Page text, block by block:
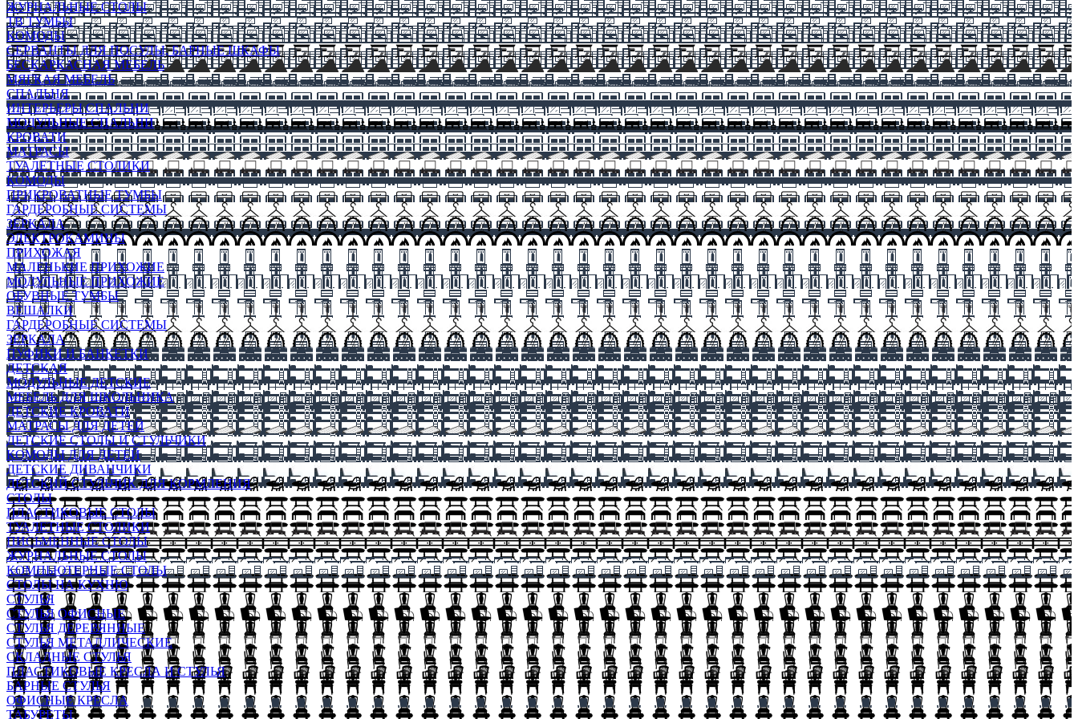
ЖУРНАЛЬНЫЕ СТОЛЫ
ТВ ТУМБЫ
КОМОДЫ
СЕРВАНТЫ ДЛЯ ПОСУДЫ, БАРНЫЕ ШКАФЫ
БЕСКАРКАСНАЯ МЕБЕЛЬ
МЯГКАЯ МЕБЕЛЬ
СПАЛЬНЯ
ИНТЕРЬЕРЫ СПАЛЬНИ
МОДУЛЬНЫЕ СПАЛЬНИ
КРОВАТИ
МАТРАСЫ
ТУАЛЕТНЫЕ СТОЛИКИ
КОМОДЫ
ПРИКРОВАТНЫЕ ТУМБЫ
ГАРДЕРОБНЫЕ СИСТЕМЫ
ЗЕРКАЛА
ЭЛЕКТРОКАМИНЫ
ПРИХОЖАЯ
МАЛЕНЬКИЕ ПРИХОЖИЕ
МОДУЛЬНЫЕ ПРИХОЖИЕ
ОБУВНЫЕ ТУМБЫ
ВЕШАЛКИ
ГАРДЕРОБНЫЕ СИСТЕМЫ
ЗЕРКАЛА
ПУФИКИ И БАНКЕТКИ
ДЕТСКАЯ
МОДУЛЬНЫЕ ДЕТСКИЕ
МЕБЕЛЬ ДЛЯ ШКОЛЬНИКА
ДЕТСКИЕ КРОВАТИ
МАТРАСЫ ДЛЯ ДЕТЕЙ
ДЕТСКИЕ СТОЛЫ И СТУЛЬЧИКИ
КОМОДЫ ДЛЯ ДЕТЕЙ
ДЕТСКИЕ ДИВАНЧИКИ
ДЕТСКИЙ СТУЛЬЧИК ДЛЯ КОРМЛЕНИЯ
СТОЛЫ
ПЛАСТИКОВЫЕ СТОЛЫ
ТУАЛЕТНЫЕ СТОЛИКИ
ПИСЬМЕННЫЕ СТОЛЫ
ЖУРНАЛЬНЫЕ СТОЛЫ
КОМПЬЮТЕРНЫЕ СТОЛЫ
СТОЛЫ НА КУХНЮ
СТУЛЬЯ
СТУЛЬЯ ОФИСНЫЕ
СТУЛЬЯ ДЕРЕВЯННЫЕ
СТУЛЬЯ МЕТАЛЛИЧЕСКИЕ
СКЛАДНЫЕ СТУЛЬЯ
ПЛАСТИКОВЫЕ КРЕСЛА И СТУЛЬЯ
БАРНЫЕ СТУЛЬЯ
ОФИСНЫЕ КРЕСЛА
ТАБУРЕТЫ